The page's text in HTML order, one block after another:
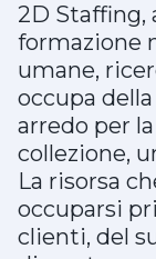
2D Staffing,
formazione
umane,
occupa
arredo per
collezione,
La risorsa
occuparsi
clienti, del